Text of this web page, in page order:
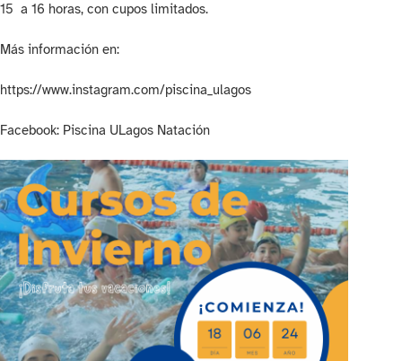
15 a 16 horas, con cupos limitados.
Más información en:
https://www.instagram.com/piscina_ulagos
Facebook: Piscina ULagos Natación